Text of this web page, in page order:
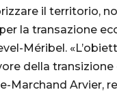
il territorio,
la transazione
Méribel.
della
Marchand Arvier,